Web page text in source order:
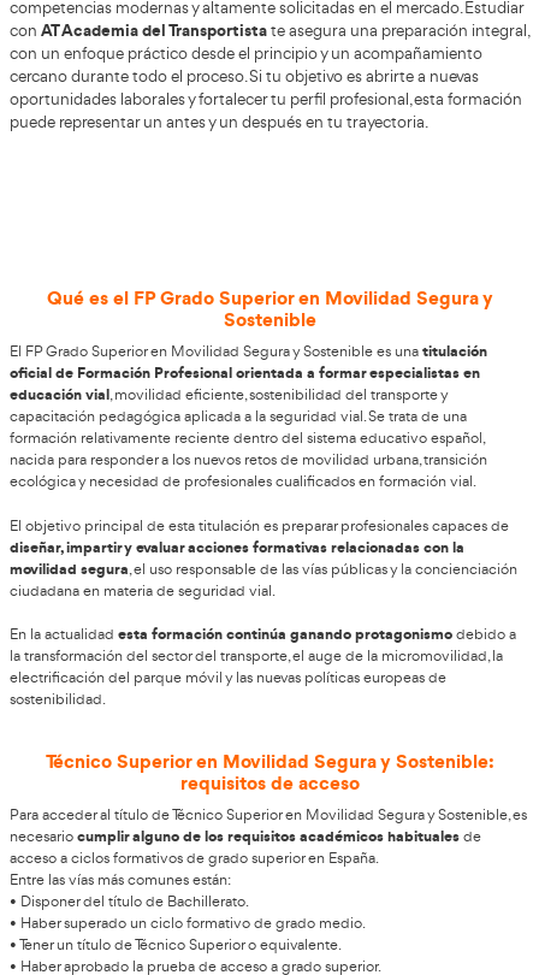
100%
Inserción Laboral
Da un paso firme para tu futuro
Igualada
El sector del transporte y la movilidad evoluciona
que mantenerte actualizado es esencial. Con el curso de
Superior para la Movilidad Segura y Sostenible, podrás
competencias modernas y altamente solicitadas en el
conAT Academia del Transportistate asegura una
con un enfoque práctico desde el principio y un
cercano durante todo el proceso. Si tu objetivo es abrirte
oportunidades laborales y fortalecer tu perfil
puede representar un antes y un después en tu
Qué es el FP Grado Superior en Movilidad
Sostenible
El FP Grado Superior en Movilidad Segura y Sostenible es
oficial de Formación Profesional orientada a formar
educación vial, movilidad eficiente, sostenibilidad del